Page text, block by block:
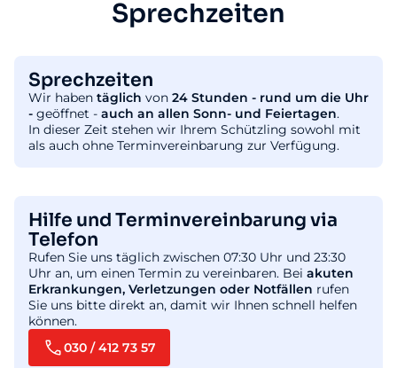
Sprechzeiten
Sprechzeiten
Wir haben täglich von 24 Stunden - rund um die Uhr
- geöffnet - auch an allen Sonn- und Feiertagen.
In dieser Zeit stehen wir Ihrem Schützling sowohl mit
als auch ohne Terminvereinbarung zur Verfügung.
Hilfe und Terminvereinbarung via
Telefon
Rufen Sie uns täglich zwischen 07:30 Uhr und 23:30
Uhr an, um einen Termin zu vereinbaren. Bei akuten
Erkrankungen, Verletzungen oder Notfällen rufen
Sie uns bitte direkt an, damit wir Ihnen schnell helfen
können.
030 / 412 73 57